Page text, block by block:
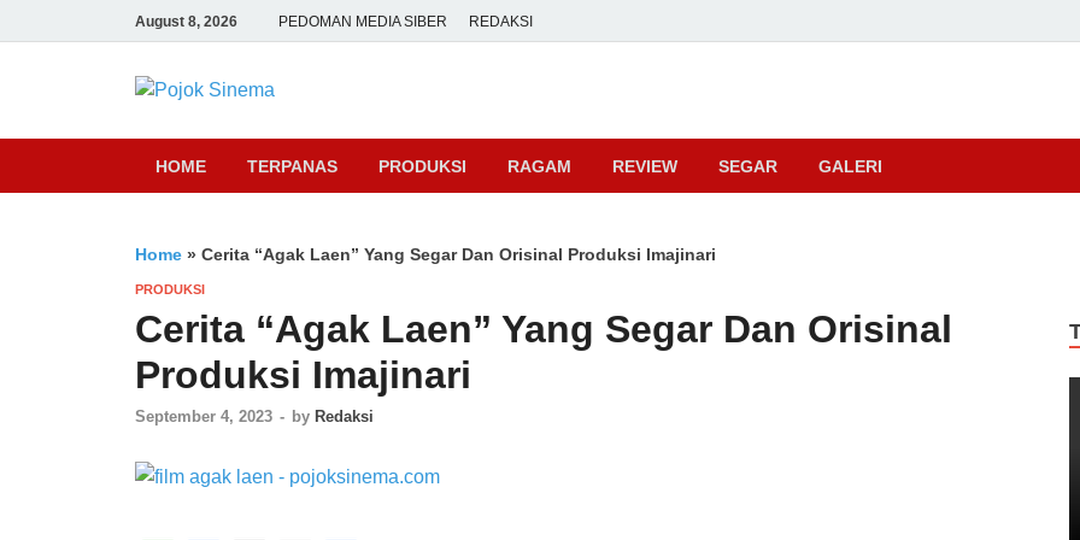
August 8, 2026 PEDOMAN MEDIA SIBER REDAKSI
Pojok Sinema
HOME TERPANAS PRODUKSI RAGAM REVIEW SEGAR GALERI
Home » Cerita “Agak Laen” Yang Segar Dan Orisinal Produksi Imajinari
PRODUKSI
Cerita “Agak Laen” Yang Segar Dan Orisinal
Produksi Imajinari
September 4, 2023 - by Redaksi